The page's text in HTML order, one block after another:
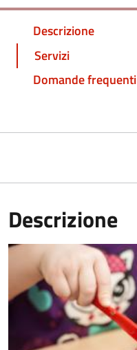
Descrizione
Servizi
Domande frequenti
Descrizione